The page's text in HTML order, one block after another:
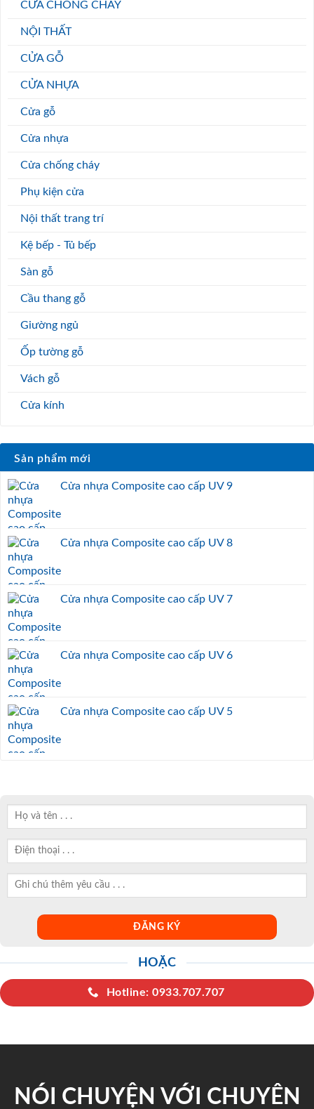
CỬA CHỐNG CHÁY
NỘI THẤT
CỬA GỖ
CỬA NHỰA
Cửa gỗ
Cửa nhựa
Cửa chống cháy
Phụ kiện cửa
Nội thất trang trí
Kệ bếp - Tủ bếp
Sàn gỗ
Cầu thang gỗ
Giường ngủ
Ốp tường gỗ
Vách gỗ
Cửa kính
Sản phẩm mới
Cửa nhựa Composite cao cấp UV 9
Cửa nhựa Composite cao cấp UV 8
Cửa nhựa Composite cao cấp UV 7
Cửa nhựa Composite cao cấp UV 6
Cửa nhựa Composite cao cấp UV 5
HOẶC
Hotline: 0933.707.707
NÓI CHUYỆN VỚI CHUYÊN